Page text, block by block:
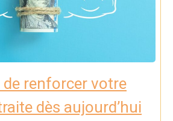
renforcer votre
dès aujourd’hui